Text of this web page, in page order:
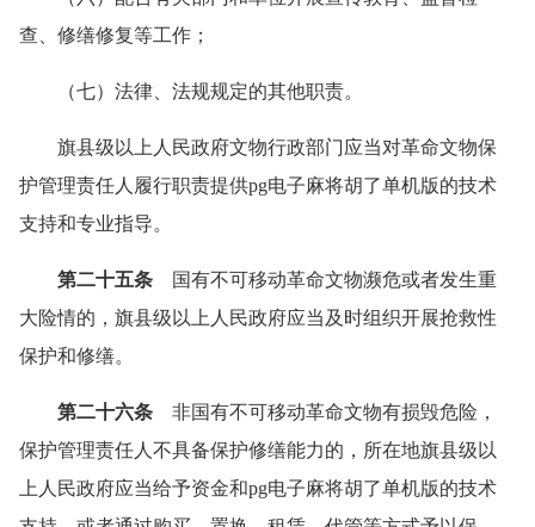
查、修缮修复等工作；
（七）法律、法规规定的其他职责。
旗县级以上人民政府文物行政部门应当对革命文物保
护管理责任人履行职责提供pg电子麻将胡了单机版的技术
支持和专业指导。
第二十五条 国有不可移动革命文物濒危或者发生重
大险情的，旗县级以上人民政府应当及时组织开展抢救性
保护和修缮。
第二十六条 非国有不可移动革命文物有损毁危险，
保护管理责任人不具备保护修缮能力的，所在地旗县级以
上人民政府应当给予资金和pg电子麻将胡了单机版的技术